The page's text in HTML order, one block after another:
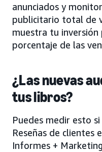
anunciados y
publicitario total de
muestra tu
porcentaje de las
¿Las nuevas
tus libros?
Puedes medir esto
Reseñas de clientes
Informes +